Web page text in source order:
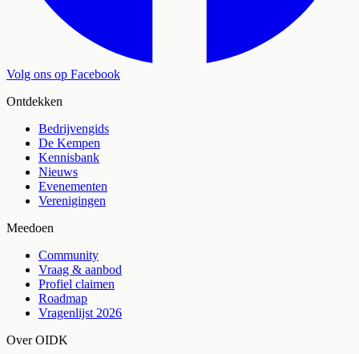
Volg ons op Facebook
Ontdekken
Bedrijvengids
De Kempen
Kennisbank
Nieuws
Evenementen
Verenigingen
Meedoen
Community
Vraag & aanbod
Profiel claimen
Roadmap
Vragenlijst 2026
Over OIDK